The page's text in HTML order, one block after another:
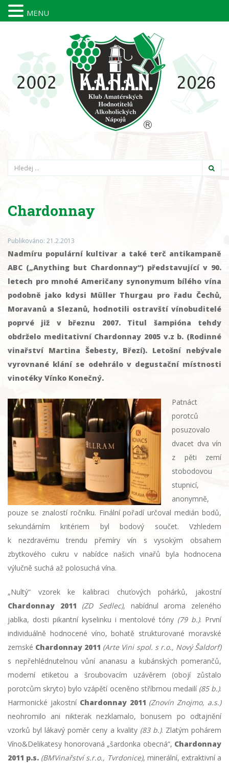
Hledání
Chardonnay
Publikováno: 21.2.2013
Nadmíru populární kultivar a také terč antikampaně
ABC („Anything but Chardonnay“) představující v 90.
letech pro mnohé Američany synonymum bílého vína
podobně jako kdysi Müller Thurgau pro řadu Čechů,
Moravanů a Slezanů, hodnotili ostravští vínobuditelé
poprvé již v březnu 2007. Titul šampióna tehdy
obdrželo meditativní Chardonnay 2005 v.z b. (Rodinné
vinařství Martina Šebesty, Březí). Letošní nebývale
vyrovnané klání se odehrálo v degustační místnosti
vinotéky Vínko Konečný.
Patnáct
porotců
posuzovalo
dvacet dva vín
z pěti zemí
stobodovou
stupnicí,
anonymně,
pouze se znalostí ročníku. Finální pořadí určoval medián bodů,
sekundárním kritériem byl bodový součet. Vzhledem
k nezdravému trendu přemíry vín s vysokým obsahem
zbytkového cukru v nabídce našich vinařů byla hodnocena
výlučně suchá až polosuchá vína.
„Nultý“ vzorek ke kalibraci chuťových pohárků, jakostní
Chardonnay 2011 (ZD Sedlec), nabídnul aroma zeleného
jablka, dosti pikantní kyselinku i mentolové tóny (79 b.). První
individuálně hodnocené víno, bohatě strukturované moravské
zemské Chardonnay 2011 (Arte Vini spol. s r.o., Nový Šaldorf)
s nepřehlédnutelnou vůní ananasu a kubánských pomerančů,
moderní etiketou a šroubovacím uzávěrem (obojí zůstalo
porotcům skryto) bylo vzápětí oceněno stříbrnou medailí (85 b.).
Harmonické jakostní Chardonnay 2011 (Znovín Znojmo, a.s.)
neohromilo ani nikterak nezklamalo, bonusem po odtajnění
vzorků byl lákavý poměr ceny a kvality (83 b.). Zlatým pohárem
Víno&Delikatesy honorovaná „šardonka obecná“, Chardonnay
2011 p.s. (BMVinařství s.r.o., Tvrdonice), minerální, extraktivní a
MENU